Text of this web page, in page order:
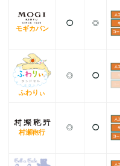
モギカバン
◯ ◎
ふわりぃ
◎ ◯
村瀬鞄行
◎ ◯